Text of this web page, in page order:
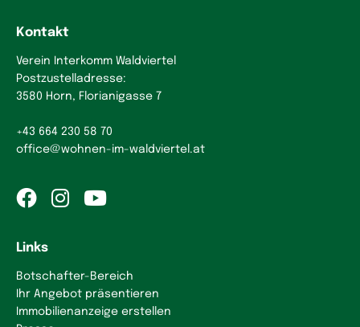
Kontakt
Verein Interkomm Waldviertel
Postzustelladresse:
3580 Horn, Florianigasse 7
+43 664 230 58 70
office@wohnen-im-waldviertel.at
Links
Botschafter-Bereich
Ihr Angebot präsentieren
Immobilienanzeige erstellen